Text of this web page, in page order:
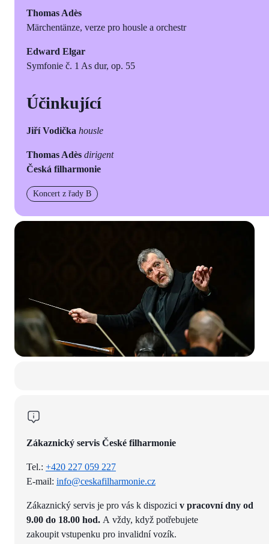
Thomas Adès
Märchentänze, verze pro housle a orchestr
Edward Elgar
Symfonie č. 1 As dur, op. 55
Účinkující
Jiří Vodička housle
Thomas Adès dirigent
Česká filharmonie
Koncert z řady B
Zákaznický servis České filharmonie
Tel.: +420 227 059 227
E-mail: info@ceskafilharmonie.cz
Zákaznický servis je pro vás k dispozici v pracovní dny od
9.00 do 18.00 hod. A vždy, když potřebujete
zakoupit vstupenku pro invalidní vozík.